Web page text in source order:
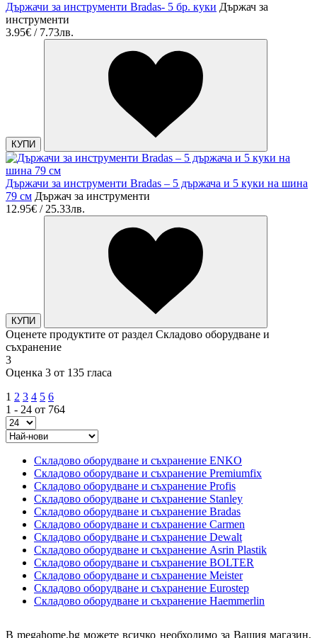
Държачи за инструменти Bradas- 5 бр. куки Държач за
инструменти
3.95€ / 7.73лв.
КУПИ
Държачи за инструменти Bradas – 5 държача и 5 куки на шина
79 см Държач за инструменти
12.95€ / 25.33лв.
КУПИ
Оценете продуктите от раздел Складово оборудване и
съхранение
3
Оценка 3 от 135 гласа
1 2 3 4 5 6
1 - 24 от 764
Складово оборудване и съхранение ENKO
Складово оборудване и съхранение Premiumfix
Складово оборудване и съхранение Profis
Складово оборудване и съхранение Stanley
Складово оборудване и съхранение Bradas
Складово оборудване и съхранение Carmen
Складово оборудване и съхранение Dewalt
Складово оборудване и съхранение Asrin Plastik
Складово оборудване и съхранение BOLTER
Складово оборудване и съхранение Meister
Складово оборудване и съхранение Eurostep
Складово оборудване и съхранение Haemmerlin
В megahome.bg можете всичко необходимо за Вашия магазин,